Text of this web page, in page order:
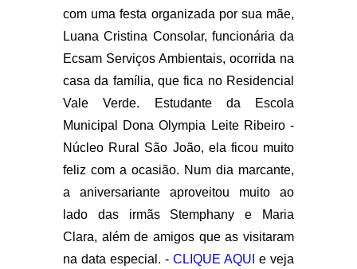
com uma festa organizada por sua mãe,
Luana Cristina Consolar, funcionária da
Ecsam Serviços Ambientais, ocorrida na
casa da família, que fica no Residencial
Vale Verde. Estudante da Escola
Municipal Dona Olympia Leite Ribeiro -
Núcleo Rural São João, ela ficou muito
feliz com a ocasião. Num dia marcante,
a aniversariante aproveitou muito ao
lado das irmãs Stemphany e Maria
Clara, além de amigos que as visitaram
na data especial. - CLIQUE AQUI e veja